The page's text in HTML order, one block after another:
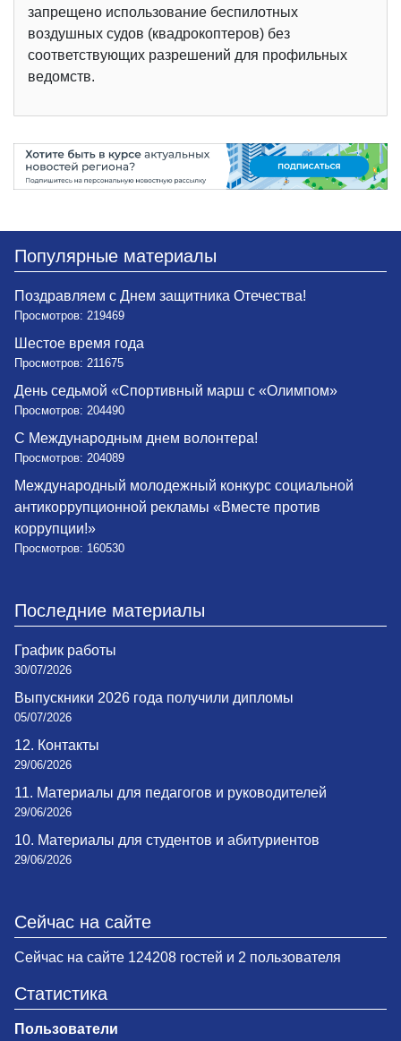
запрещено использование беспилотных
воздушных судов (квадрокоптеров) без
соответствующих разрешений для профильных
ведомств.
Популярные материалы
Поздравляем с Днем защитника Отечества!
Просмотров: 219469
Шестое время года
Просмотров: 211675
День седьмой «Спортивный марш с «Олимпом»
Просмотров: 204490
С Международным днем волонтера!
Просмотров: 204089
Международный молодежный конкурс социальной
антикоррупционной рекламы «Вместе против
коррупции!»
Просмотров: 160530
Последние материалы
График работы
30/07/2026
Выпускники 2026 года получили дипломы
05/07/2026
12. Контакты
29/06/2026
11. Материалы для педагогов и руководителей
29/06/2026
10. Материалы для студентов и абитуриентов
29/06/2026
Сейчас на сайте
Сейчас на сайте 124208 гостей и 2 пользователя
Статистика
Пользователи